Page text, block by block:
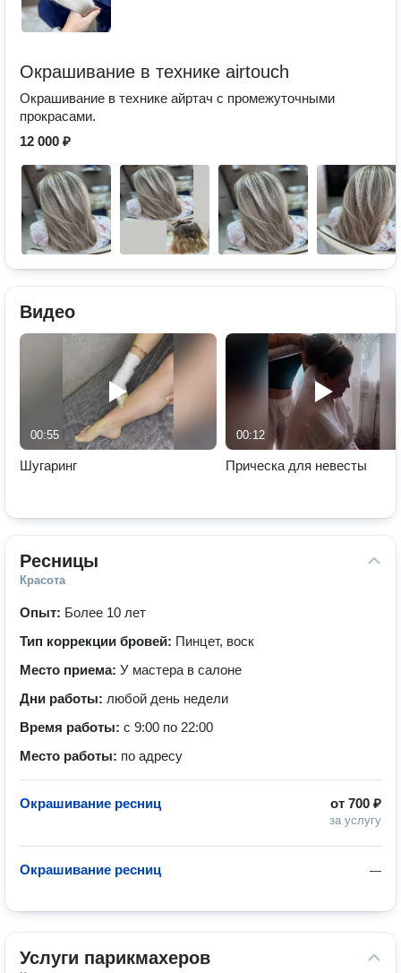
Окрашивание в технике airtouch
Окрашивание в технике айртач с промежуточными
прокрасами.
12 000 ₽
Видео
00:55
Шугаринг
00:12
Прическа для невесты
Ресницы
Красота
Опыт: Более 10 лет
Тип коррекции бровей: Пинцет, воск
Место приема: У мастера в салоне
Дни работы: любой день недели
Время работы: с 9:00 по 22:00
Место работы: по адресу
от 700 ₽
за услугу
Окрашивание ресниц
—
Окрашивание ресниц
Услуги парикмахеров